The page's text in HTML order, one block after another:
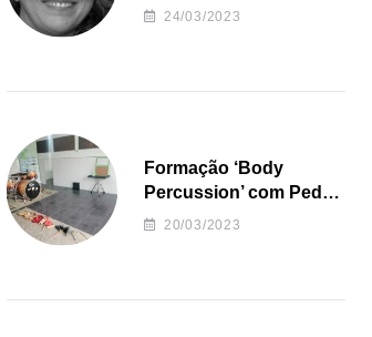
24/03/2023
Formação ‘Body
Percussion’ com Pedro
Almeida
20/03/2023